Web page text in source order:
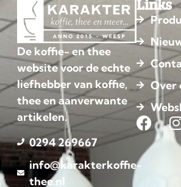
De koffie- en thee
website voor de echte
liefhebber van koffie,
thee en aanverwante
artikelen.
0294 269667
info@karakterkoffie-
thee.nl
Over